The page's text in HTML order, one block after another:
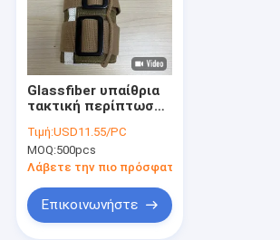
Glassfiber υπαίθρια
τακτική περίπτωση
Risistant λαβών
εργαλείων
λειτουργική
Τιμή:USD11.55/PC
MOQ:500pcs
Λάβετε την πιο πρόσφατη τιμή
Επικοινωνήστε